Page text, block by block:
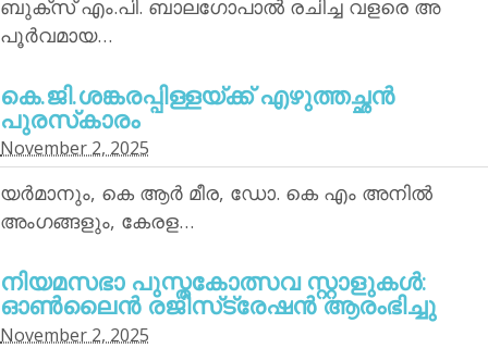
ബുക്‌സ് എം.പി. ബാലഗോപാല്‍ രചിച്ച വളരെ അ
പൂര്‍വമായ…
കെ.ജി.ശങ്കരപ്പിള്ളയ്ക്ക് എഴുത്തച്ഛന്‍
പുരസ്‌കാരം
November 2, 2025
യര്‍മാനും, കെ ആര്‍ മീര, ഡോ. കെ എം അനില്‍
അംഗങ്ങളും, കേരള…
നിയമസഭാ പുസ്തകോത്സവ സ്റ്റാളുകള്‍:
ഓണ്‍ലൈന്‍ രജിസ്‌ട്രേഷന്‍ ആരംഭിച്ചു
November 2, 2025